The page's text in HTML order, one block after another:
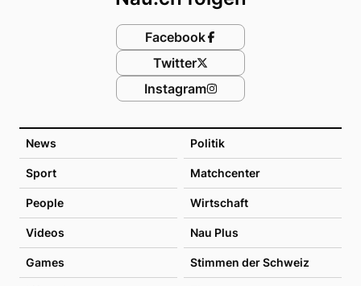
News Politik
Sport Matchcenter
People Wirtschaft
Videos Nau Plus
Games Stimmen der Schweiz
Facebook
Twitter
Instagram